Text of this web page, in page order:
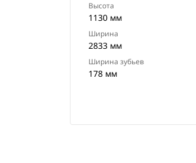
Высота
1130 мм
Ширина
2833 мм
Ширина зубьев
178 мм